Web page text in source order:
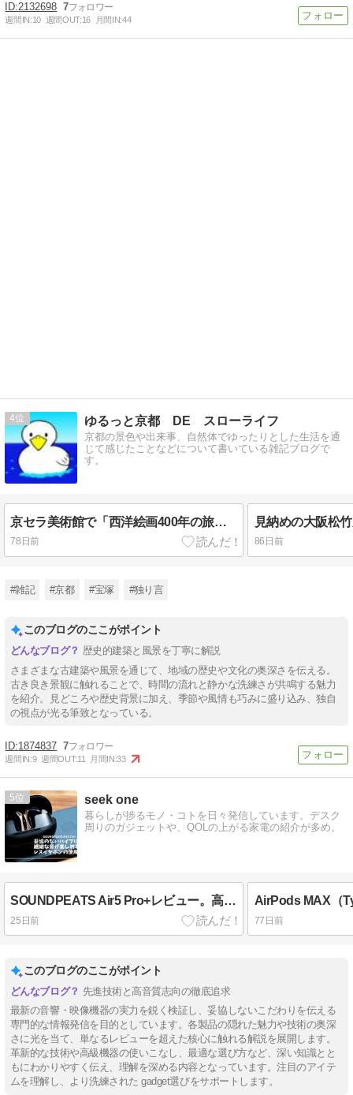
2132698 7
週間IN:10 週間OUT:16 月間IN:44
4 ゆるっと京都 DE スローライフ
京都の景色や出来事、自然体でゆったりとした生活を通
じて感じたことなどについて書いている雑記ブログで
す。
京セラ美術館で「西洋絵画400年の旅展」を鑑賞！
78日前 86日前
#雑記 #京都 #宝塚 #独り言
このブログのここがポイント
歴史的建築と風景を丁寧に解説
さまざまな古建築や風景を通じて、地域の歴史や文化の奥深さを伝える。
古き良き景観に触れることで、時間の流れと静かな洗練さが共鳴する魅力
を紹介。見どころや歴史背景に加え、季節や風情も巧みに盛り込み、独自
の視点が光る筆致となっている。
1874837 7
週間IN:9 週間OUT:11 月間IN:33
5 seek one
暮らしが捗るモノ・コトを日々発信しています。デスク
周りのガジェットや、QOLの上がる家電の紹介が多め。
SOUNDPEATS Air5 Pro+レビュー。高解像度でも聴き疲れないワイヤレスイヤホン
25日前 77日前
このブログのここがポイント
先進技術と高音質志向の徹底追求
最新の音響・映像機器の実力を鋭く検証し、妥協しないこだわりを伝える
専門的な情報発信を目的としています。各製品の隠れた魅力や技術の奥深
さに光を当て、単なるレビューを超えた核心に触れる解説を展開します。
革新的な技術や高級機器の使いこなし、最適な選び方など、深い知識とと
もにわかりやすく伝え、理解を深める内容となっています。注目のアイテ
ムを理解し、より洗練された gadget選びをサポートします。